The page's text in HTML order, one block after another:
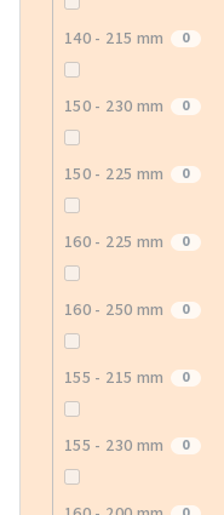
140 - 215 mm 0
150 - 230 mm 0
150 - 225 mm 0
160 - 225 mm 0
160 - 250 mm 0
155 - 215 mm 0
155 - 230 mm 0